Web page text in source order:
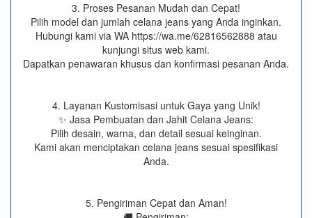
3. Proses Pesanan Mudah dan Cepat!
Pilih model dan jumlah celana jeans yang Anda inginkan.
Hubungi kami via WA https://wa.me/62816562888​ atau
kunjungi situs web kami.
Dapatkan penawaran khusus dan konfirmasi pesanan Anda.
4. Layanan Kustomisasi untuk Gaya yang Unik!
✨ Jasa Pembuatan dan Jahit Celana Jeans:
Pilih desain, warna, dan detail sesuai keinginan.
Kami akan menciptakan celana jeans sesuai spesifikasi
Anda.
5. Pengiriman Cepat dan Aman!